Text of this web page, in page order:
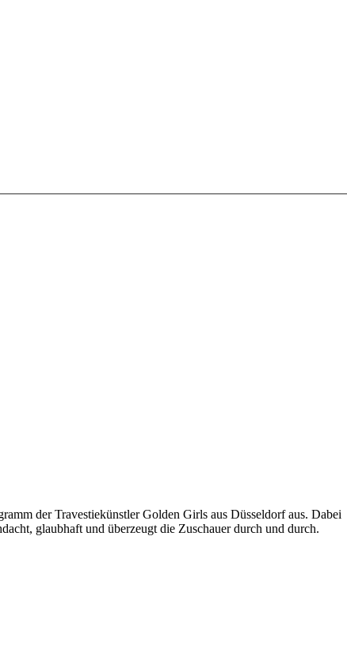
der Travestiekünstler Golden Girls aus Düsseldorf aus. Dabei
glaubhaft und überzeugt die Zuschauer durch und durch.